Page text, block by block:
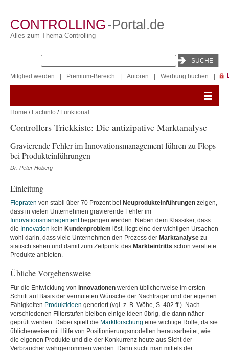
CONTROLLING-Portal.de
Alles zum Thema Controlling
Mitglied werden Premium-Bereich Autoren Werbung buchen
Home / Fachinfo / Funktional
Controllers Trickkiste: Die antizipative Marktanalyse
Gravierende Fehler im Innovationsmanagement führen zu Flops
bei Produkteinführungen
Dr. Peter Hoberg
Einleitung
Flopraten von stabil über 70 Prozent bei Neuprodukteinführungen zeigen,
dass in vielen Unternehmen gravierende Fehler im
Innovationsmanagementbegangen werden. Neben dem Klassiker, dass
die Innovation kein Kundenproblem löst, liegt eine der wichtigen Ursachen
wohl darin, dass viele Unternehmen den Prozess der Marktanalyse zu
statisch sehen und damit zum Zeitpunkt des Markteintritts schon veraltete
Produkte anbieten.
Übliche Vorgehensweise
Für die Entwicklung von Innovationen werden üblicherweise im ersten
Schritt auf Basis der vermuteten Wünsche der Nachfrager und der eigenen
Fähigkeiten Produktideen generiert (vgl. z. B. Wöhe, S. 402 ff.). Nach
verschiedenen Filterstufen bleiben einige Ideen übrig, die dann näher
geprüft werden. Dabei spielt die Marktforschung eine wichtige Rolle, da sie
üblicherweise mit Hilfe von Positionierungsmodellen herausarbeitet, wie
die eigenen Produkte und die der Konkurrenz heute aus Sicht der
Verbraucher wahrgenommen werden. Dann sucht man mittels der